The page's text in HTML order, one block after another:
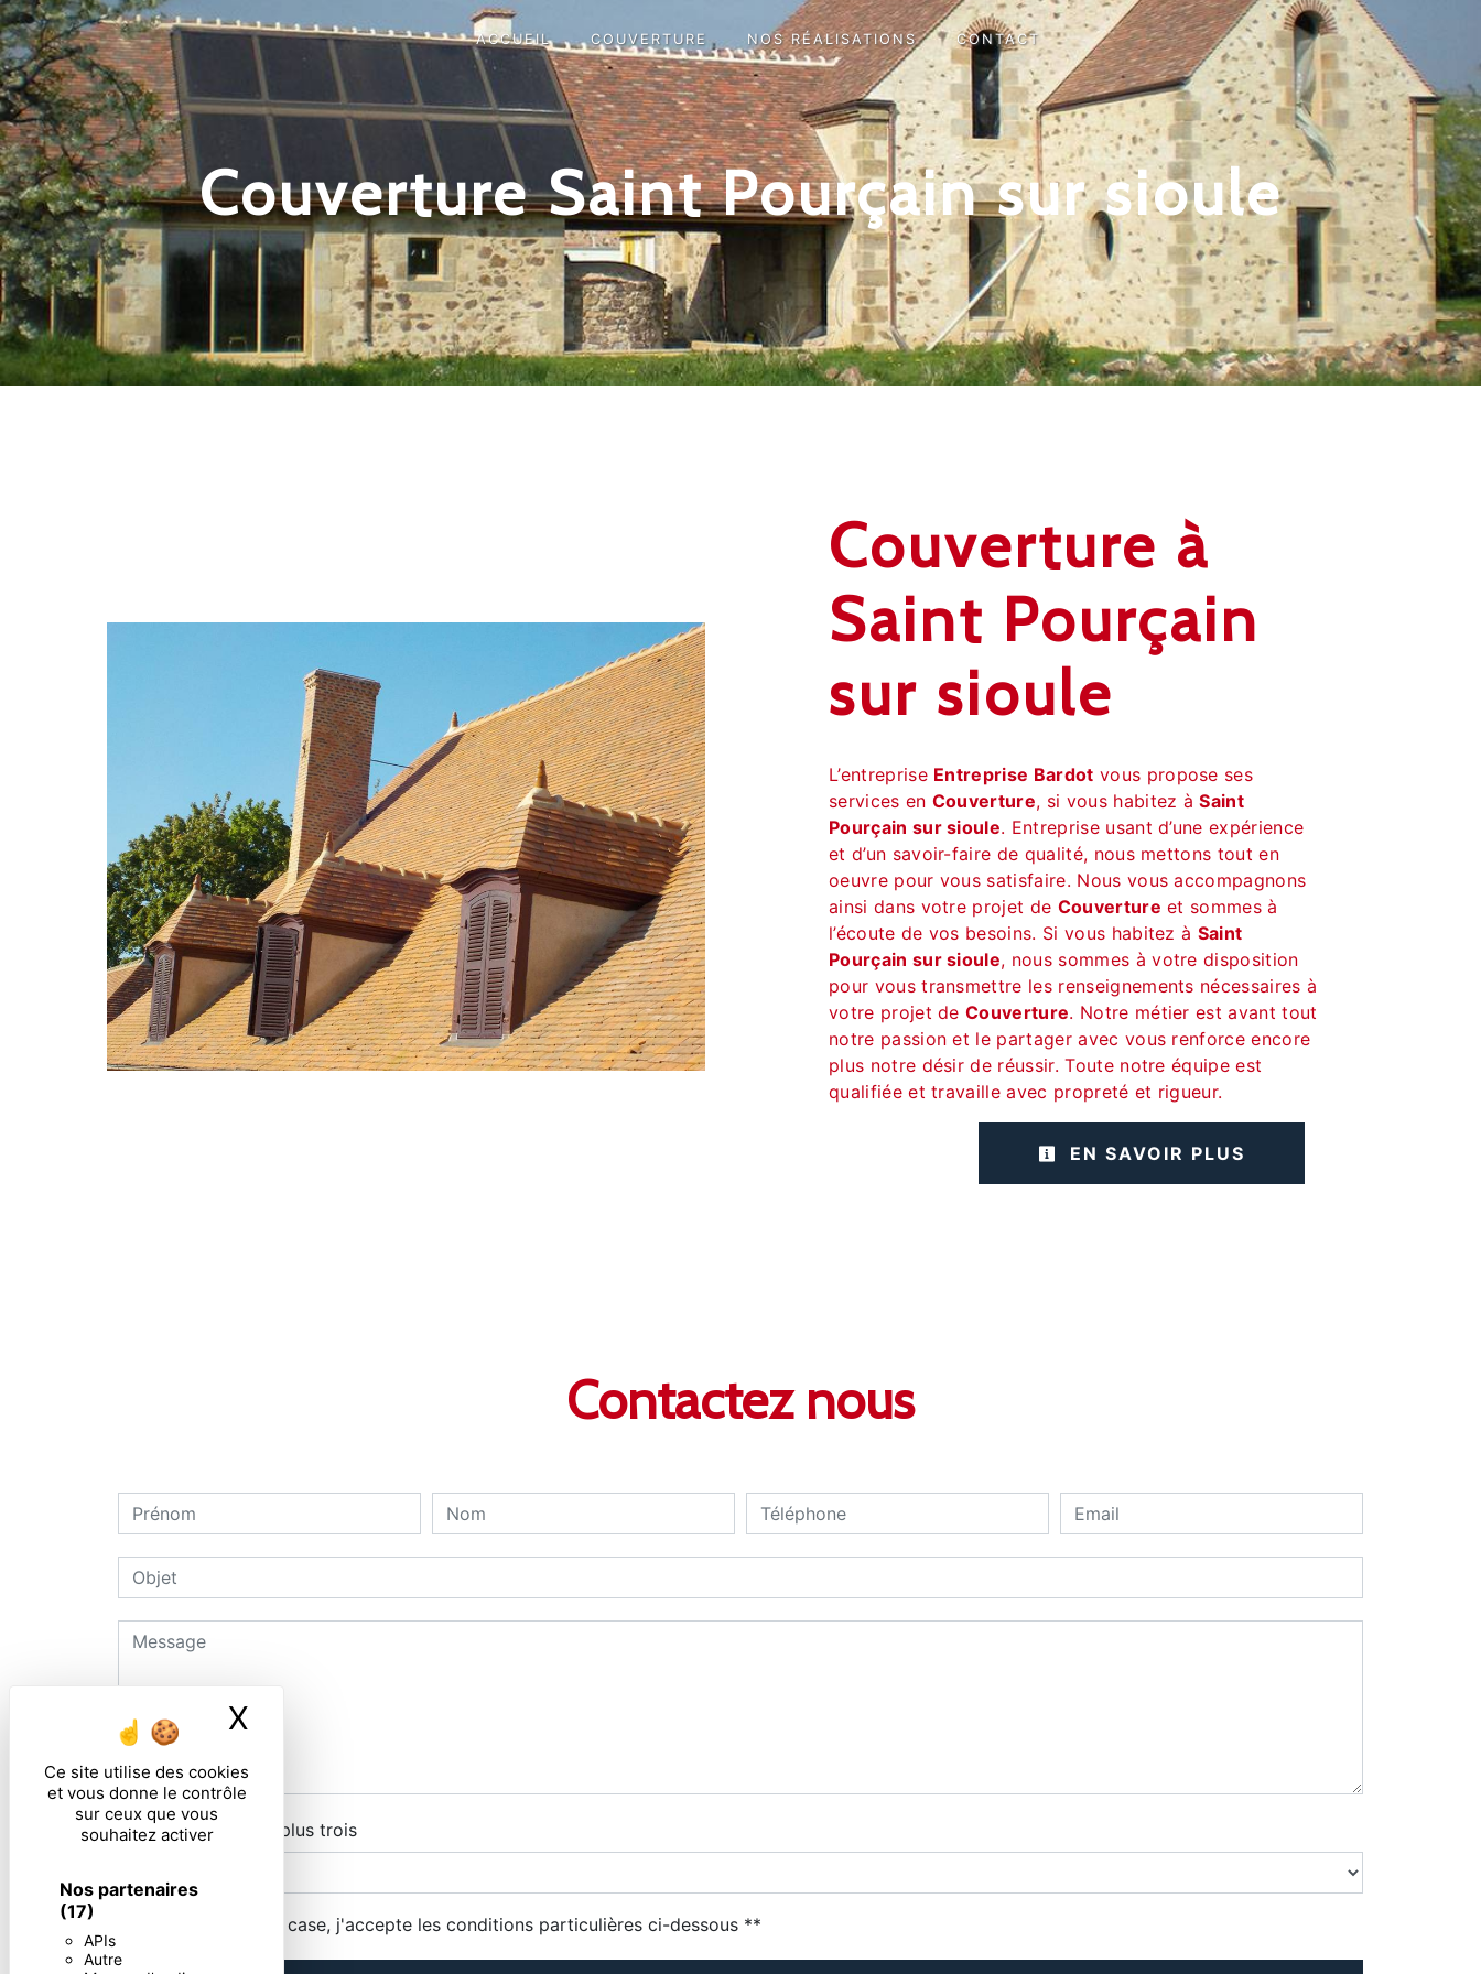
Panneau de gestion des cookies
Ce site utilise des cookies
et vous donne le contrôle
sur ceux que vous
souhaitez activer
Nos partenaires
(17)
APIs
Autre
X
ACCUEIL COUVERTURE NOS RÉALISATIONS CONTACT
Couverture Saint Pourçain sur sioule
Couverture à
Saint Pourçain
sur sioule
L’entreprise Entreprise Bardot vous propose ses
services en Couverture, si vous habitez àSaint
Pourçain sur sioule. Entreprise usant d’une expérience
et d’un savoir-faire de qualité, nous mettons tout en
oeuvre pour vous satisfaire. Nous vous accompagnons
ainsi dans votre projet de Couverture et sommes à
l’écoute de vos besoins. Si vous habitez à Saint
Pourçain sur sioule, nous sommes à votre disposition
pour vous transmettre les renseignements nécessaires à
votre projet deCouverture. Notre métier est avant tout
notre passion et le partager avec vous renforce encore
plus notre désir de réussir. Toute notre équipe est
qualifiée et travaille avec propreté et rigueur.
EN SAVOIR PLUS
Contactez nous
Combien font sept plus trois
En cochant cette case, j'accepte les conditions particulières ci-dessous **